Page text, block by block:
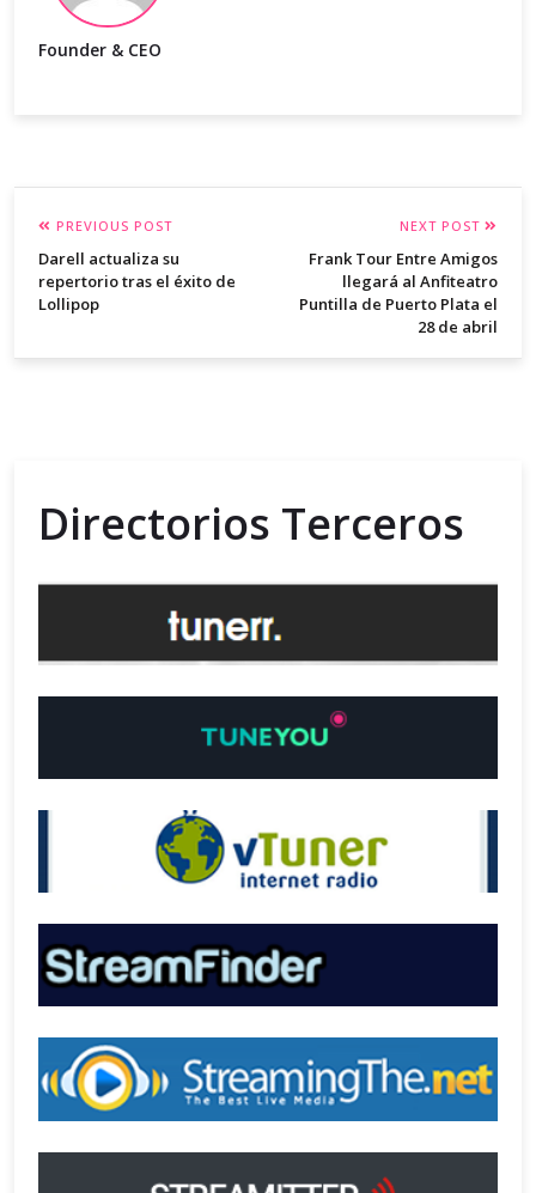
Founder & CEO
PREVIOUS POST
Darell actualiza su
repertorio tras el éxito de
Lollipop
NEXT POST
Frank Tour Entre Amigos
llegará al Anfiteatro
Puntilla de Puerto Plata el
28 de abril
Directorios Terceros